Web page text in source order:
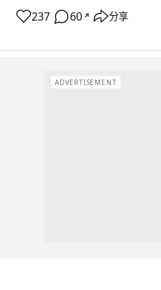
237 60 ↗ 分享
ADVERTISEMENT